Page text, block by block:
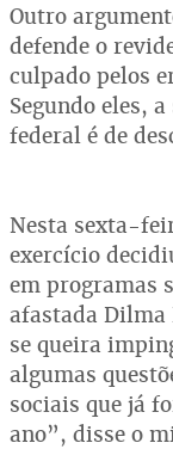
Outro
defende o
culpado pelos
Segundo eles,
federal é de
Nesta sexta-
exercício
em programas
afastada Dilma
se queira
algumas
sociais que já
ano”, disse o